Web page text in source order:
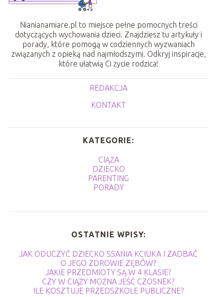
Nianianamiare.pl to miejsce pełne pomocnych treści
dotyczących wychowania dzieci. Znajdziesz tu artykuły i
porady, które pomogą w codziennych wyzwaniach
związanych z opieką nad najmłodszymi. Odkryj inspiracje,
które ułatwią Ci życie rodzica!
REDAKCJA
KONTAKT
KATEGORIE:
CIĄŻA
DZIECKO
PARENTING
PORADY
OSTATNIE WPISY:
JAK ODUCZYĆ DZIECKO SSANIA KCIUKA I ZADBAĆ
O JEGO ZDROWIE ZĘBÓW?
JAKIE PRZEDMIOTY SĄ W 4 KLASIE?
CZY W CIĄŻY MOŻNA JEŚĆ CZOSNEK?
ILE KOSZTUJE PRZEDSZKOLE PUBLICZNE?